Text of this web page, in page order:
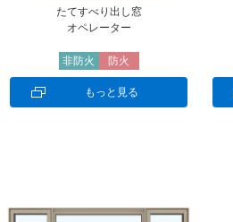
たてすべり出し窓
オペレーター
非防火 防火
もっと見る